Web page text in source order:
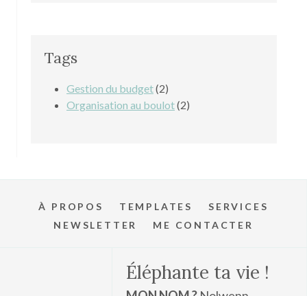
Tags
Gestion du budget(2)
Organisation au boulot(2)
À PROPOS TEMPLATES
SERVICES
NEWSLETTER
ME CONTACTER
Éléphante ta vie !